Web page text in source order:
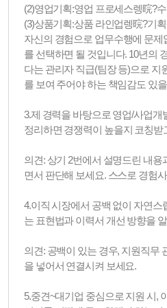
(2)영업기획:영업 프로세스렝晥?
(3)상품기획:상품 라인업렝晥?기
자신의 경험으로 업무수행에 문제
를 선택하면 될 것입니다. 10년의
다는 관리자 직급(팀장 등)으로 지
를 보여 주어야 하는 책임감도 있
3.제 경력을 바탕으로 영업/사업개
정리하면 경쟁력이 높을지 코칭받
의견: 상기 2번에서 설명드린 내용
면서 판단해 보세요. 스스로 경험
4.이직 시장에서 공백 없이 자연스
는 표현법과 이력서 개선 방향을
의견: 공백이 있는 경우, 지원직무
을 넣어서 연결시켜 보세요.
5.중견~대기업 중심으로 지원 시,